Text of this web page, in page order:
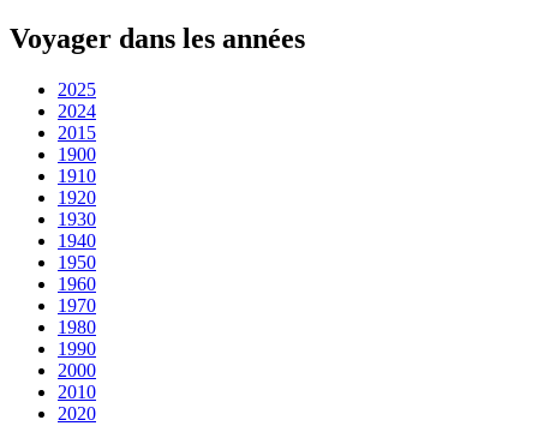
Voyager dans les années
2025
2024
2015
1900
1910
1920
1930
1940
1950
1960
1970
1980
1990
2000
2010
2020